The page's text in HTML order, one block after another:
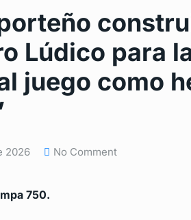
Lúdico para
juego como
2026 No Comment
750.